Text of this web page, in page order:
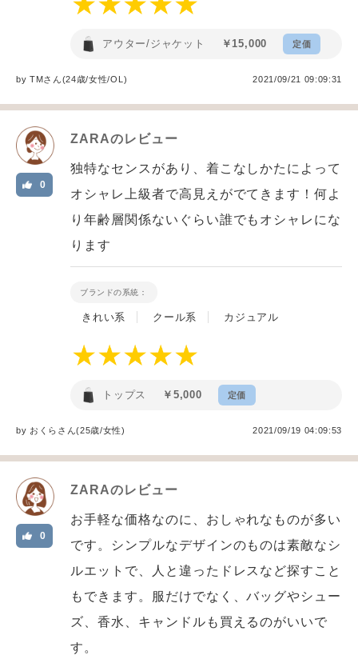
アウター/ジャケット ￥15,000 定価
byTMさん(24歳/女性/OL ) 2021/09/21 09:09:31
ZARAのレビュー
0
独特なセンスがあり、着こなしかたによって
オシャレ上級者で高見えがでてきます！何よ
り年齢層関係ないぐらい誰でもオシャレにな
ります
ブランドの系統：
きれい系 クール系 カジュアル
トップス ￥5,000 定価
by おくら さん(25歳/女性) 2021/09/19 04:09:53
ZARAのレビュー
0
お手軽な価格なのに、おしゃれなものが多い
です。シンプルなデザインのものは素敵なシ
ルエットで、人と違ったドレスなど探すこと
もできます。服だけでなく、バッグやシュー
ズ、香水、キャンドルも買えるのがいいで
す。